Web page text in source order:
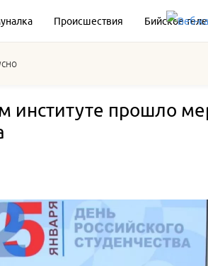
Происшествия Бийское
институте прошло